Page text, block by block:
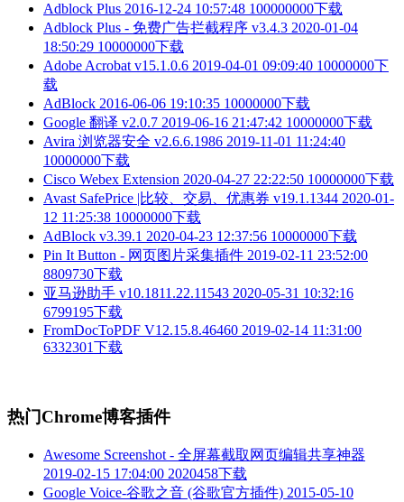
Adblock Plus 2016-12-24 10:57:48 100000000下载
Adblock Plus - 免费广告拦截程序 v3.4.3 2020-01-04
18:50:29 10000000下载
Adobe Acrobat v15.1.0.6 2019-04-01 09:09:40 10000000下
载
AdBlock 2016-06-06 19:10:35 10000000下载
Google 翻译 v2.0.7 2019-06-16 21:47:42 10000000下载
Avira 浏览器安全 v2.6.6.1986 2019-11-01 11:24:40
10000000下载
Cisco Webex Extension 2020-04-27 22:22:50 10000000下载
Avast SafePrice |比较、交易、优惠券 v19.1.1344 2020-01-
12 11:25:38 10000000下载
AdBlock v3.39.1 2020-04-23 12:37:56 10000000下载
Pin It Button - 网页图片采集插件 2019-02-11 23:52:00
8809730下载
亚马逊助手 v10.1811.22.11543 2020-05-31 10:32:16
6799195下载
FromDocToPDF V12.15.8.46460 2019-02-14 11:31:00
6332301下载
热门Chrome博客插件
Awesome Screenshot - 全屏幕截取网页编辑共享神器
2019-02-15 17:04:00 2020458下载
Google Voice-谷歌之音 (谷歌官方插件) 2015-05-10